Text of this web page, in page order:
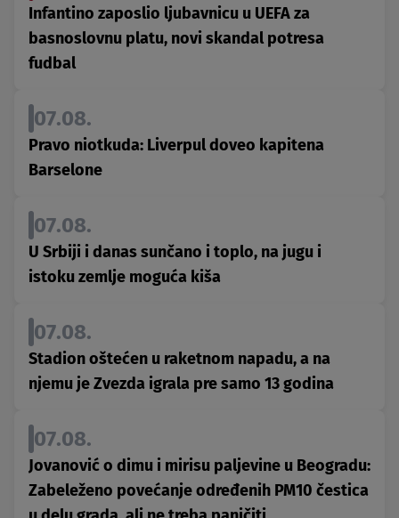
Infantino zaposlio ljubavnicu u UEFA za
basnoslovnu platu, novi skandal potresa
fudbal
07.08.
Pravo niotkuda: Liverpul doveo kapitena
Barselone
07.08.
U Srbiji i danas sunčano i toplo, na jugu i
istoku zemlje moguća kiša
07.08.
Stadion oštećen u raketnom napadu, a na
njemu je Zvezda igrala pre samo 13 godina
07.08.
Jovanović o dimu i mirisu paljevine u Beogradu:
Zabeleženo povećanje određenih PM10 čestica